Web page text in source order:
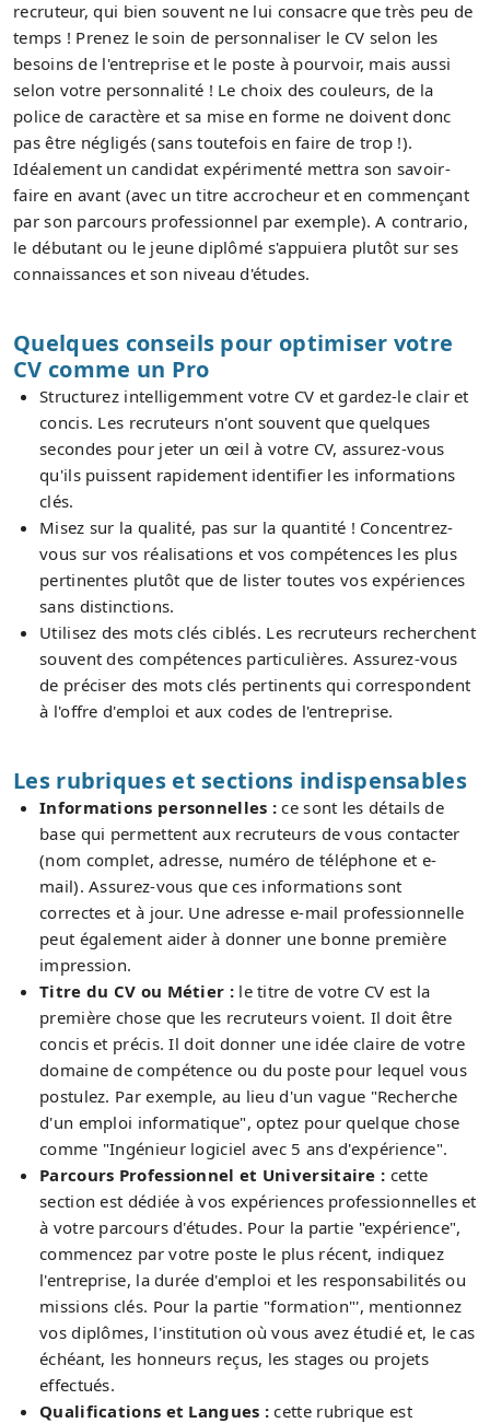
recruteur, qui bien souvent ne lui consacre que très peu de
temps ! Prenez le soin de personnaliser le CV selon les
besoins de l'entreprise et le poste à pourvoir, mais aussi
selon votre personnalité ! Le choix des couleurs, de la
police de caractère et sa mise en forme ne doivent donc
pas être négligés (sans toutefois en faire de trop !).
Idéalement un candidat expérimenté mettra son savoir-
faire en avant (avec un titre accrocheur et en commençant
par son parcours professionnel par exemple). A contrario,
le débutant ou le jeune diplômé s'appuiera plutôt sur ses
connaissances et son niveau d'études.
Quelques conseils pour optimiser votre
CV comme un Pro
Structurez intelligemment votre CV et gardez-le clair et
concis. Les recruteurs n'ont souvent que quelques
secondes pour jeter un œil à votre CV, assurez-vous
qu'ils puissent rapidement identifier les informations
clés.
Misez sur la qualité, pas sur la quantité ! Concentrez-
vous sur vos réalisations et vos compétences les plus
pertinentes plutôt que de lister toutes vos expériences
sans distinctions.
Utilisez des mots clés ciblés. Les recruteurs recherchent
souvent des compétences particulières. Assurez-vous
de préciser des mots clés pertinents qui correspondent
à l'offre d'emploi et aux codes de l'entreprise.
Les rubriques et sections indispensables
Informations personnelles : ce sont les détails de
base qui permettent aux recruteurs de vous contacter
(nom complet, adresse, numéro de téléphone et e-
mail). Assurez-vous que ces informations sont
correctes et à jour. Une adresse e-mail professionnelle
peut également aider à donner une bonne première
impression.
Titre du CV ou Métier :le titre de votre CV est la
première chose que les recruteurs voient. Il doit être
concis et précis. Il doit donner une idée claire de votre
domaine de compétence ou du poste pour lequel vous
postulez. Par exemple, au lieu d'un vague "Recherche
d'un emploi informatique", optez pour quelque chose
comme "Ingénieur logiciel avec 5 ans d'expérience".
Parcours Professionnel et Universitaire : cette
section est dédiée à vos expériences professionnelles et
à votre parcours d'études. Pour la partie "expérience",
commencez par votre poste le plus récent, indiquez
l'entreprise, la durée d'emploi et les responsabilités ou
missions clés. Pour la partie "formation"', mentionnez
vos diplômes, l'institution où vous avez étudié et, le cas
échéant, les honneurs reçus, les stages ou projets
effectués.
Qualifications et Langues : cette rubrique est